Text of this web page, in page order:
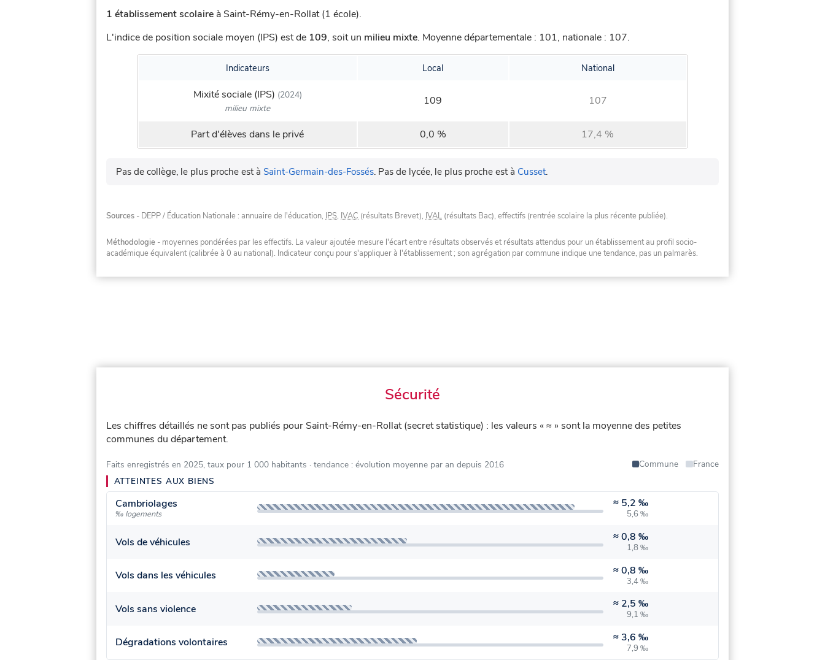
1 établissement scolaire à Saint-Rémy-en-Rollat (1 école).
L'indice de position sociale moyen (IPS) est de 109, soit un milieu mixte. Moyenne départementale : 101, nationale : 107.
Indicateurs Local National
Mixité sociale (IPS) (2024)
milieu mixte
109 107
Part d'élèves dans le privé 0,0 % 17,4 %
Pas de collège, le plus proche est à Saint-Germain-des-Fossés. Pas de lycée, le plus proche est à Cusset.
Sources - DEPP / Éducation Nationale : annuaire de l'éducation, IPS, IVAC (résultats Brevet), IVAL (résultats Bac), effectifs (rentrée scolaire la plus récente publiée).
Méthodologie - moyennes pondérées par les effectifs. La valeur ajoutée mesure l'écart entre résultats observés et résultats attendus pour un établissement au profil socio-
académique équivalent (calibrée à 0 au national). Indicateur conçu pour s'appliquer à l'établissement ; son agrégation par commune indique une tendance, pas un palmarès.
Sécurité
Les chiffres détaillés ne sont pas publiés pour Saint-Rémy-en-Rollat (secret statistique) : les valeurs « ≈ » sont la moyenne des petites
communes du département.
Faits enregistrés en 2025, taux pour 1 000 habitants · tendance : évolution moyenne par an depuis 2016 Commune
France
ATTEINTES AUX BIENS
Cambriolages
‰ logements
≈ 5,2 ‰
5,6 ‰
Vols de véhicules ≈0,8 ‰
1,8 ‰
Vols dans les véhicules ≈0,8 ‰
3,4 ‰
Vols sans violence ≈ 2,5 ‰
9,1 ‰
Dégradations volontaires ≈ 3,6 ‰
7,9 ‰